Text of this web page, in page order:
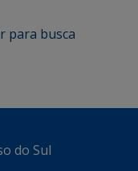
para busca
do Sul